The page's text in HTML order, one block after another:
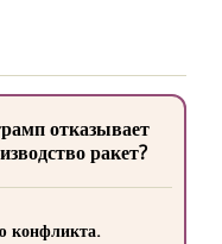
отказывает
ракет?
конфликта.